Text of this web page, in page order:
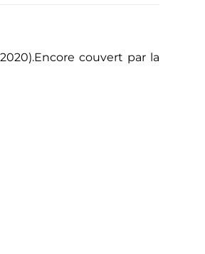
couvert par la